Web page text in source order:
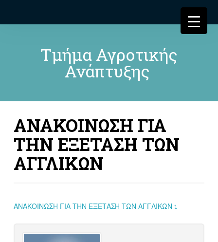
Τμήμα Αγροτικής
Ανάπτυξης
ΑΝΑΚΟΙΝΩΣΗ ΓΙΑ
ΤΗΝ ΕΞΕΤΑΣΗ ΤΩΝ
ΑΓΓΛΙΚΩΝ
ΑΝΑΚΟΙΝΩΣΗ ΓΙΑ ΤΗΝ ΕΞΕΤΑΣΗ ΤΩΝ ΑΓΓΛΙΚΩΝ 1